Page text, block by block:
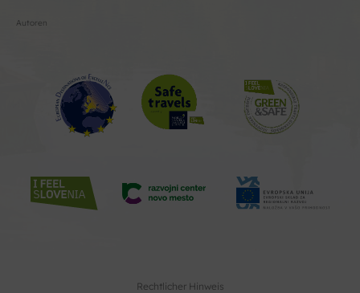
Autoren
Rechtlicher Hinweis